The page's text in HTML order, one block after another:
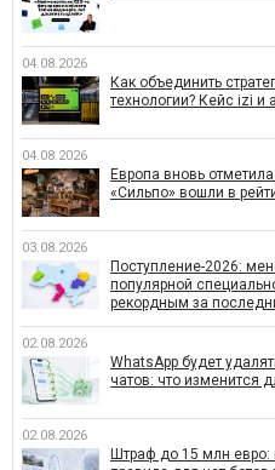
04.08.2026
Как объединить
технологии? Кейс izi и
04.08.2026
Европа вновь
«Сильпо» вошли в
03.08.2026
Поступление-2026:
популярной
рекордным за
02.08.2026
WhatsApp будет
чатов: что изменится
02.08.2026
Штраф до 15 млн евро: